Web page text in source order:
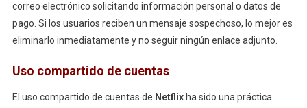
correo electrónico solicitando información personal o datos de
pago. Si los usuarios reciben un mensaje sospechoso, lo mejor es
eliminarlo inmediatamente y no seguir ningún enlace adjunto.
Uso compartido de cuentas
El uso compartido de cuentas de Netflixha sido una práctica